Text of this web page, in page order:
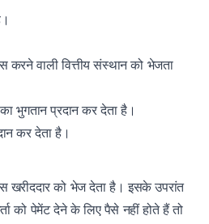
करने वाली वित्तीय संस्थान को भेजता
भुगतान प्रदान कर देता है।
कर देता है।
खरीददार को भेज देता है। इसके उपरांत
को पेमेंट देने के लिए पैसे नहीं होते हैं तो